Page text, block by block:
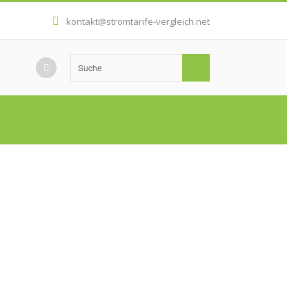
kontakt@stromtarife-vergleich.net